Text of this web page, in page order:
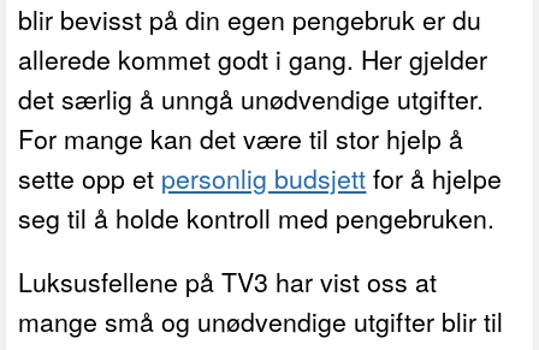
blir bevisst på din egen pengebruk er du
allerede kommet godt i gang. Her gjelder
det særlig å unngå unødvendige utgifter.
For mange kan det være til stor hjelp å
sette opp et personlig budsjett for å hjelpe
seg til å holde kontroll med pengebruken.
Luksusfellene på TV3 har vist oss at
mange små og unødvendige utgifter blir til